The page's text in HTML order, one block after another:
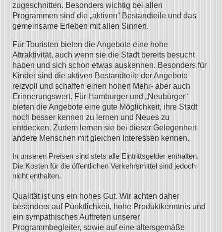
zugeschnitten. Besonders wichtig bei allen
Programmen sind die „aktiven“ Bestandteile und das
gemeinsame Erleben mit allen Sinnen.
Für Touristen bieten die Angebote eine hohe
Attraktivität, auch wenn sie die Stadt bereits besucht
haben und sich schon etwas auskennen. Besonders für
Kinder sind die aktiven Bestandteile der Angebote
reizvoll und schaffen einen hohen Mehr- aber auch
Erinnerungswert. Für Hamburger und „Neubürger“
bieten die Angebote eine gute Möglichkeit, ihre Stadt
noch besser kennen zu lernen und Neues zu
entdecken. Zudem lernen sie bei dieser Gelegenheit
andere Menschen mit gleichen Interessen kennen.
In unseren Preisen sind stets alle Eintrittsgelder enthalten.
Die Kosten für die öffentlichen Verkehrsmittel sind jedoch
nicht enthalten.
Qualität ist uns ein hohes Gut. Wir achten daher
besonders auf Pünktlichkeit, hohe Produktkenntnis und
ein sympathisches Auftreten unserer
Programmbegleiter, sowie auf eine altersgemäße